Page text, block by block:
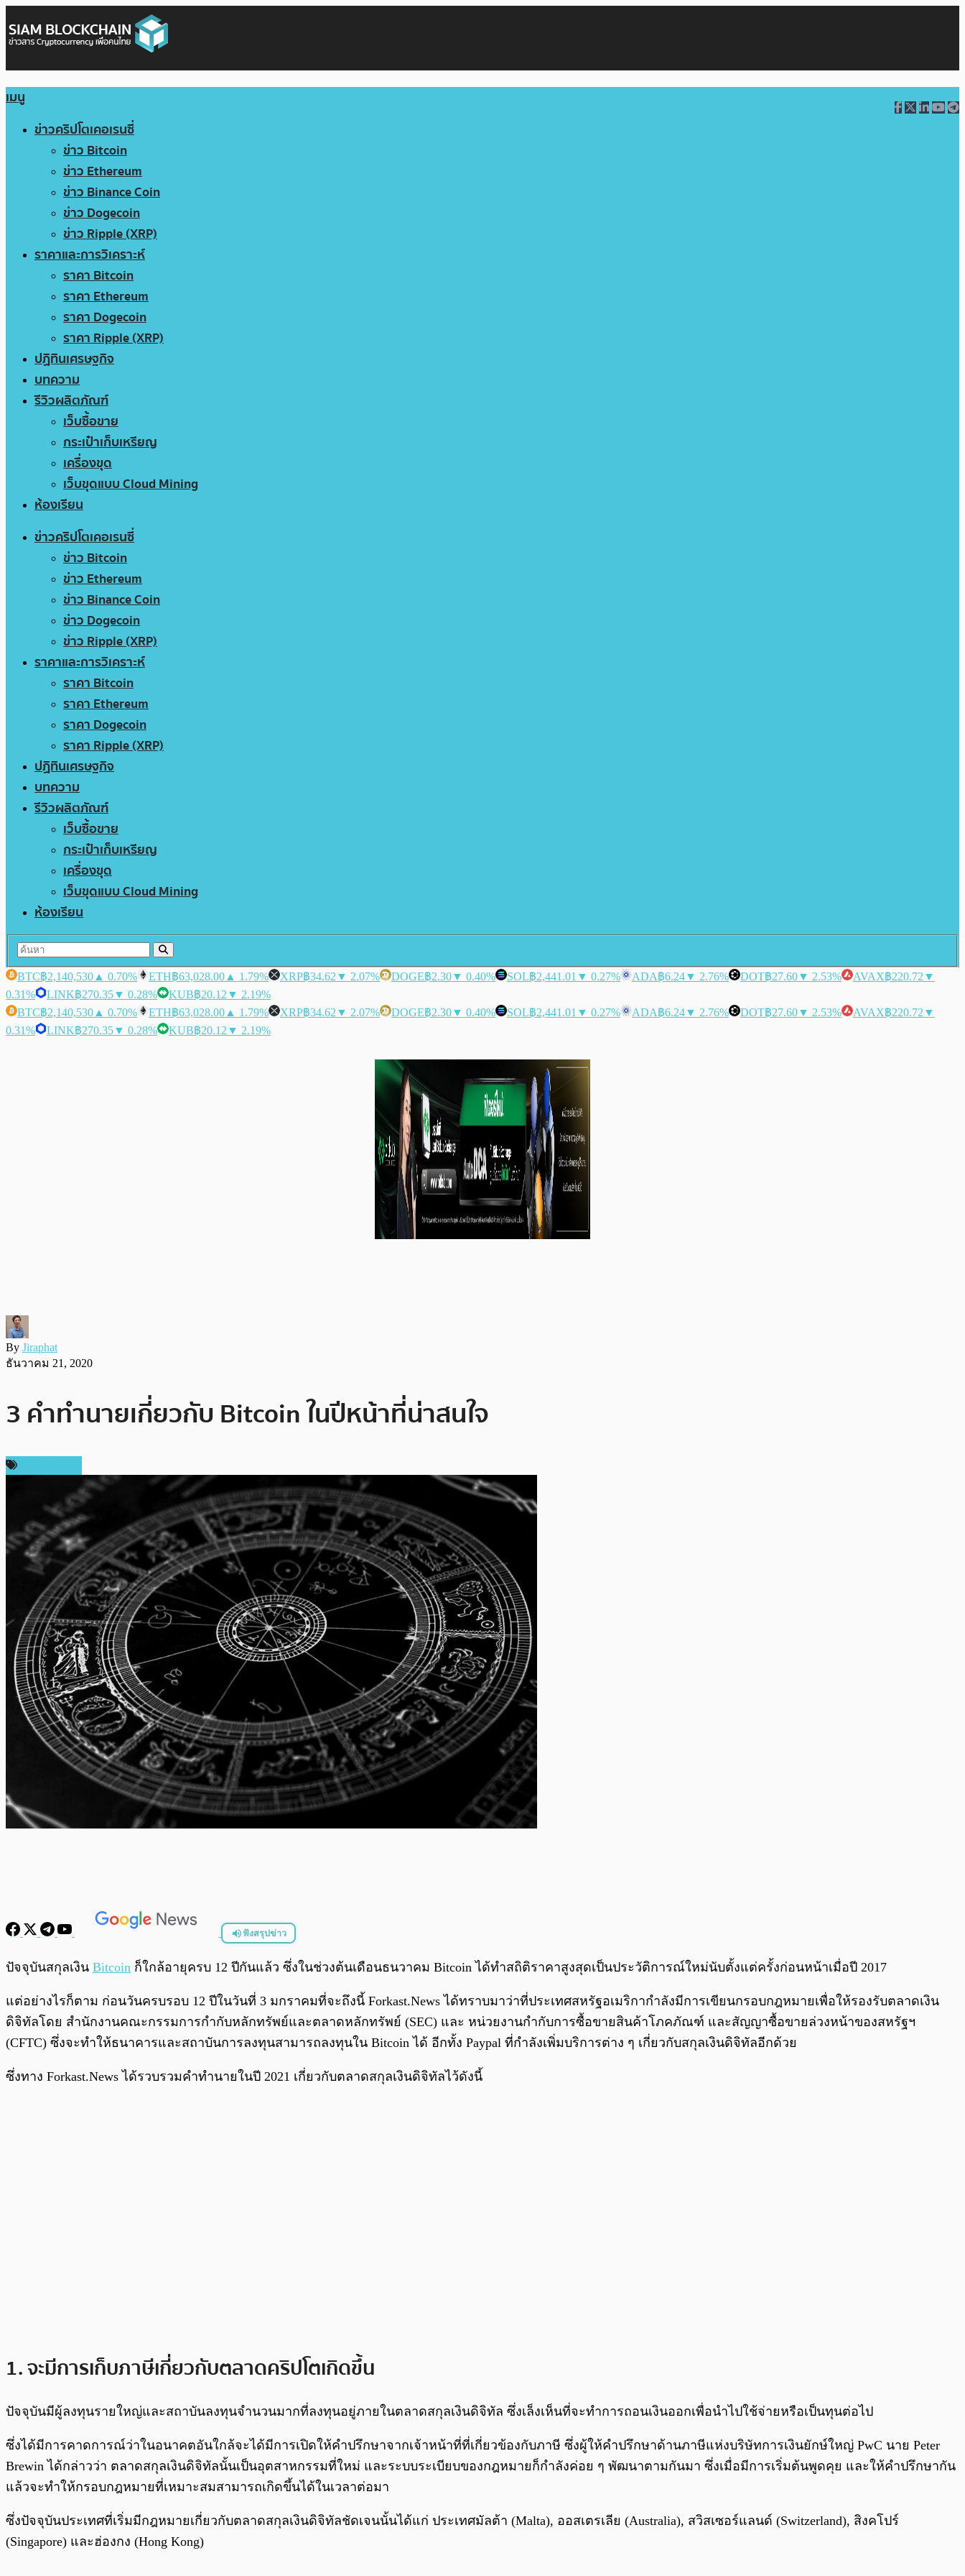
เมนู
ข่าวคริปโตเคอเรนซี่
ข่าว Bitcoin
ข่าว Ethereum
ข่าว Binance Coin
ข่าว Dogecoin
ข่าว Ripple (XRP)
ราคาและการวิเคราะห์
ราคา Bitcoin
ราคา Ethereum
ราคา Dogecoin
ราคา Ripple (XRP)
ปฏิทินเศรษฐกิจ
บทความ
รีวิวผลิตภัณฑ์
เว็บซื้อขาย
กระเป๋าเก็บเหรียญ
เครื่องขุด
เว็บขุดแบบ Cloud Mining
ห้องเรียน
ข่าวคริปโตเคอเรนซี่
ข่าว Bitcoin
ข่าว Ethereum
ข่าว Binance Coin
ข่าว Dogecoin
ข่าว Ripple (XRP)
ราคาและการวิเคราะห์
ราคา Bitcoin
ราคา Ethereum
ราคา Dogecoin
ราคา Ripple (XRP)
ปฏิทินเศรษฐกิจ
บทความ
รีวิวผลิตภัณฑ์
เว็บซื้อขาย
กระเป๋าเก็บเหรียญ
เครื่องขุด
เว็บขุดแบบ Cloud Mining
ห้องเรียน
BTC฿2,140,530 ▲ 0.70% ETH฿63,028.00 ▲ 1.79% XRP฿34.62 ▼ 2.07% DOGE฿2.30▼ 0.40% SOL฿2,441.01 ▼ 0.27% ADA฿6.24▼ 2.76% DOT฿27.60▼ 2.53% AVAX฿220.72 ▼
0.31%
LINK฿270.35▼ 0.28% KUB฿20.12 ▼ 2.19%
BTC฿2,140,530 ▲ 0.70% ETH฿63,028.00 ▲ 1.79% XRP฿34.62 ▼ 2.07% DOGE฿2.30▼ 0.40% SOL฿2,441.01 ▼ 0.27% ADA฿6.24▼ 2.76% DOT฿27.60▼ 2.53% AVAX฿220.72 ▼
0.31%
LINK฿270.35▼ 0.28% KUB฿20.12 ▼ 2.19%
By Jiraphat
ธันวาคม 21, 2020
3 คำทำนายเกี่ยวกับ Bitcoin ในปีหน้าที่น่าสนใจ
ฟังสรุปข่าว
พร้อมเล่น 0:00 /
ปัจจุบันสกุลเงิน Bitcoin ก็ใกล้อายุครบ 12 ปีกันแล้ว ซึ่งในช่วงต้นเดือนธนวาคม Bitcoin ได้ทำสถิติราคาสูงสุดเป็นประวัติการณ์ใหม่นับตั้งแต่ครั้งก่อนหน้าเมื่อปี 2017
แต่อย่างไรก็ตาม ก่อนวันครบรอบ 12 ปีในวันที่ 3 มกราคมที่จะถึงนี้ Forkast.News ได้ทราบมาว่าที่ประเทศสหรัฐอเมริกากำลังมีการเขียนกรอบกฎหมายเพื่อให้รองรับตลาดเงิน
ดิจิทัลโดย สำนักงานคณะกรรมการกำกับหลักทรัพย์และตลาดหลักทรัพย์ (SEC) และ หน่วยงานกำกับการซื้อขายสินค้าโภคภัณฑ์ และสัญญาซื้อขายล่วงหน้าของสหรัฐฯ
(CFTC) ซึ่งจะทำให้ธนาคารและสถาบันการลงทุนสามารถลงทุนใน Bitcoin ได้ อีกทั้ง Paypal ที่กำลังเพิ่มบริการต่าง ๆ เกี่ยวกับสกุลเงินดิจิทัลอีกด้วย
ซึ่งทาง Forkast.News ได้รวบรวมคำทำนายในปี 2021 เกี่ยวกับตลาดสกุลเงินดิจิทัลไว้ดังนี้
1. จะมีการเก็บภาษีเกี่ยวกับตลาดคริปโตเกิดขึ้น
ปัจจุบันมีผู้ลงทุนรายใหญ่และสถาบันลงทุนจำนวนมากที่ลงทุนอยู่ภายในตลาดสกุลเงินดิจิทัล ซึ่งเล็งเห็นที่จะทำการถอนเงินออกเพื่อนำไปใช้จ่ายหรือเป็นทุนต่อไป
ซึ่งได้มีการคาดการณ์ว่าในอนาคตอันใกล้จะได้มีการเปิดให้คำปรึกษาจากเจ้าหน้าที่ที่เกี่ยวข้องกับภาษี ซึ่งผู้ให้คำปรึกษาด้านภาษีแห่งบริษัทการเงินยักษ์ใหญ่ PwC นาย Peter
Brewin ได้กล่าวว่า ตลาดสกุลเงินดิจิทัลนั้นเป็นอุตสาหกรรมที่ใหม่ และระบบระเบียบของกฎหมายก็กำลังค่อย ๆ พัฒนาตามกันมา ซึ่งเมื่อมีการเริ่มต้นพูดคุย และให้คำปรึกษากัน
แล้วจะทำให้กรอบกฎหมายที่เหมาะสมสามารถเกิดขึ้นได้ในเวลาต่อมา
ซึ่งปัจจุบันประเทศที่เริ่มมีกฎหมายเกี่ยวกับตลาดสกุลเงินดิจิทัลชัดเจนนั้นได้แก่ ประเทศมัลต้า (Malta), ออสเตรเลีย (Australia), สวิสเซอร์แลนด์ (Switzerland), สิงคโปร์
(Singapore) และฮ่องกง (Hong Kong)